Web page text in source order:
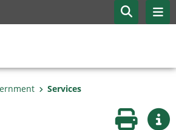
Services
Seite